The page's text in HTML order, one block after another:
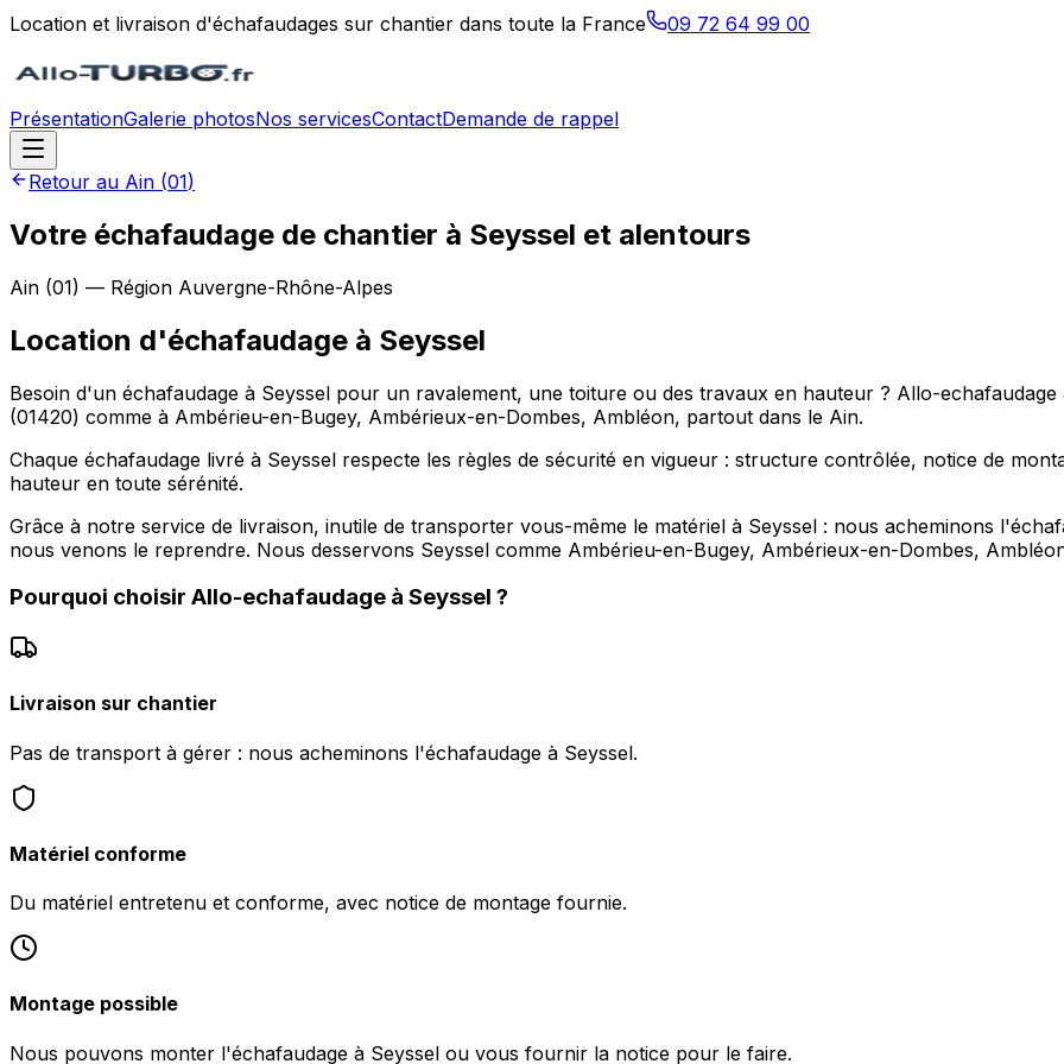
Location et livraison d'échafaudages sur chantier dans toute la France 09 72 64 99 00
PrésentationGalerie photosNos servicesContactDemande de rappel
Retour au Ain (01)
Votre échafaudage de chantier à Seyssel et alentours
Ain (01) — Région Auvergne-Rhône-Alpes
Location d'échafaudage à Seyssel
Besoin d'un échafaudage à Seyssel pour un ravalement, une toiture ou des travaux en hauteur ? Allo-
(01420) comme à Ambérieu-en-Bugey, Ambérieux-en-Dombes, Ambléon, partout dans le Ain.
Chaque échafaudage livré à Seyssel respecte les règles de sécurité en vigueur : structure contrôlée, notice de
hauteur en toute sérénité.
Grâce à notre service de livraison, inutile de transporter vous-même le matériel à Seyssel : nous acheminons
nous venons le reprendre. Nous desservons Seyssel comme Ambérieu-en-Bugey, Ambérieux-en-Dombes,
Pourquoi choisir Allo-echafaudage à Seyssel ?
Livraison sur chantier
Pas de transport à gérer : nous acheminons l'échafaudage à Seyssel.
Matériel conforme
Du matériel entretenu et conforme, avec notice de montage fournie.
Montage possible
Nous pouvons monter l'échafaudage à Seyssel ou vous fournir la notice pour le faire.